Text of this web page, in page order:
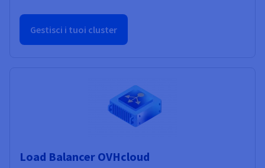
Gestisci i tuoi cluster
Load Balancer OVHcloud